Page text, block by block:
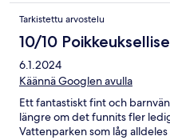
Tarkistettu arvostelu
10/10
6.1.2024
Käännä Googlen avulla
Ett fantastiskt fint och
längre om det funnits fler
Vattenparken som låg